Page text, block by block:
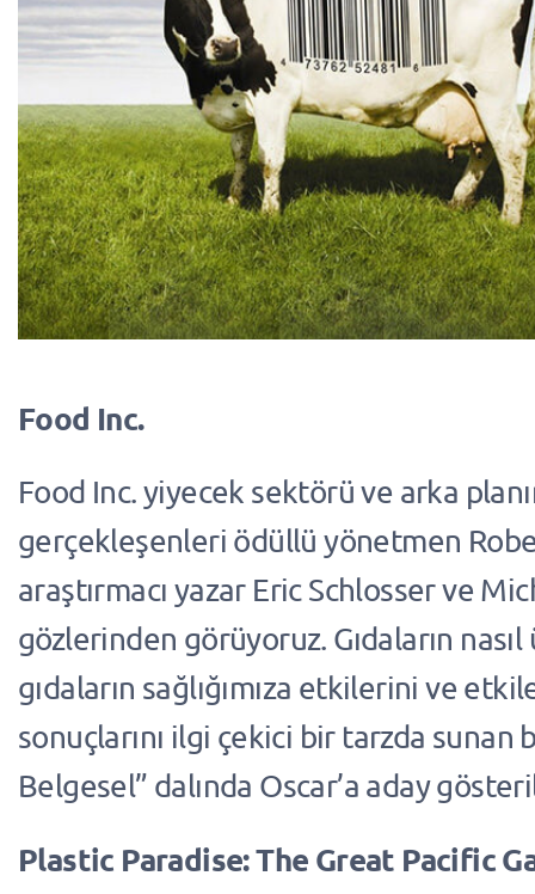
Food Inc.
Food Inc. yiyecek sektörü ve arka
gerçekleşenleri ödüllü yönetmen
araştırmacı yazar Eric Schlosser ve
gözlerinden görüyoruz. Gıdaların
gıdaların sağlığımıza etkilerini ve
sonuçlarını ilgi çekici bir tarzda sunan
Belgesel” dalında Oscar’a aday
Plastic Paradise: The Great Pacific